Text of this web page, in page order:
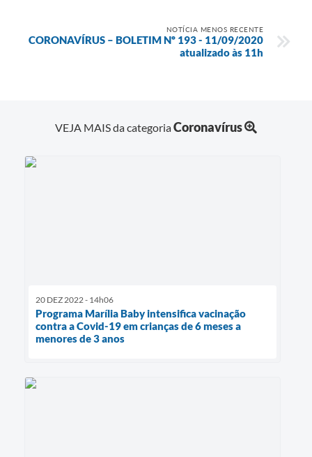
NOTÍCIA MENOS RECENTE
CORONAVÍRUS – BOLETIM Nº 193 - 11/09/2020
atualizado às 11h
VEJA MAIS da categoriaCoronavírus
20 DEZ 2022 - 14h06
Programa Marília Baby intensifica vacinação
contra a Covid-19 em crianças de 6 meses a
menores de 3 anos